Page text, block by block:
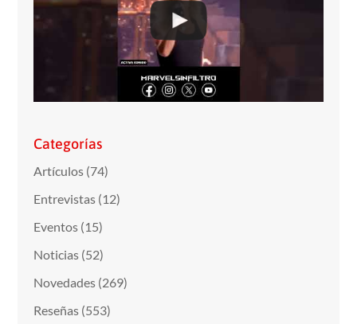
Categorías
Artículos (74)
Entrevistas (12)
Eventos (15)
Noticias (52)
Novedades (269)
Reseñas (553)